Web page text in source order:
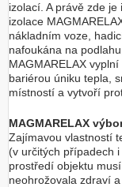
izolací. A právě zde
izolace
nákladním voze,
nafoukána na
MAGMARELAX
bariérou úniku tepla,
místností a vytvoří
MAGMARELAX
Zajímavou vlastností
(v určitých případech
prostředí objektu
neohrožovala zdraví